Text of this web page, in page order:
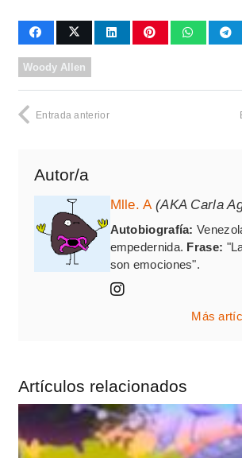
Woody Allen
Entrada anterior
Autor/a
Mlle. A (AKA Carla
Autobiografía:
empedernida. Frase:
son emociones".
Más
Artículos relacionados